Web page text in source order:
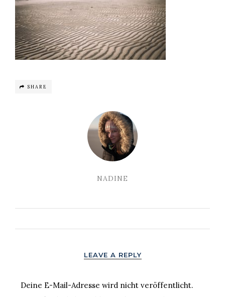
SHARE
NADINE
LEAVE A REPLY
Deine E-Mail-Adresse wird nicht veröffentlicht.